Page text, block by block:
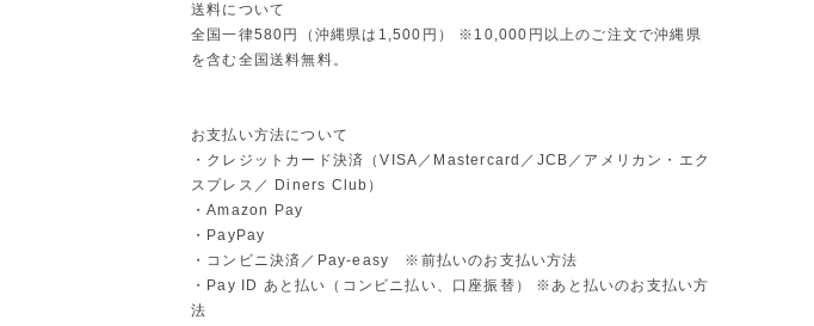
送料について
全国一律580円（沖縄県は1,500円） ※10,000円以上のご注文で沖縄県
を含む全国送料無料。
お支払い方法について
・クレジットカード決済（VISA／Mastercard／JCB／アメリカン・エク
スプレス／ Diners Club）
・Amazon Pay
・PayPay
・コンビニ決済／Pay-easy ※前払いのお支払い方法
・Pay ID あと払い（コンビニ払い、口座振替） ※あと払いのお支払い方
法